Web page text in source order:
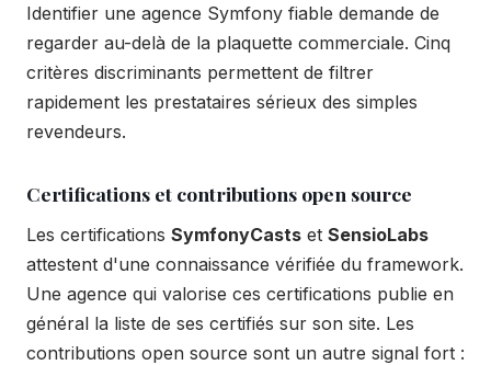
Identifier une agence Symfony fiable demande de
regarder au-delà de la plaquette commerciale. Cinq
critères discriminants permettent de filtrer
rapidement les prestataires sérieux des simples
revendeurs.
Certifications et contributions open source
Les certifications SymfonyCasts et SensioLabs
attestent d'une connaissance vérifiée du framework.
Une agence qui valorise ces certifications publie en
général la liste de ses certifiés sur son site. Les
contributions open source sont un autre signal fort :